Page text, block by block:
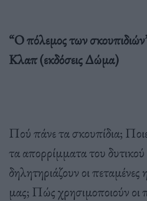
“Ο πόλεμος των
Κλαπ (εκδόσεις Δώμα)
Πού πάνε τα σκουπίδια;
τα απορρίμματα του
δηλητηριάζουν οι πεταμένες
μας; Πώς χρησιμοποιούν οι